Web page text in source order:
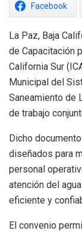
Facebook
La Paz, Baja
de Capacitación
California Sur
Municipal del
Saneamiento de
de trabajo
Dicho
diseñados para
personal
atención del
eficiente y
El convenio